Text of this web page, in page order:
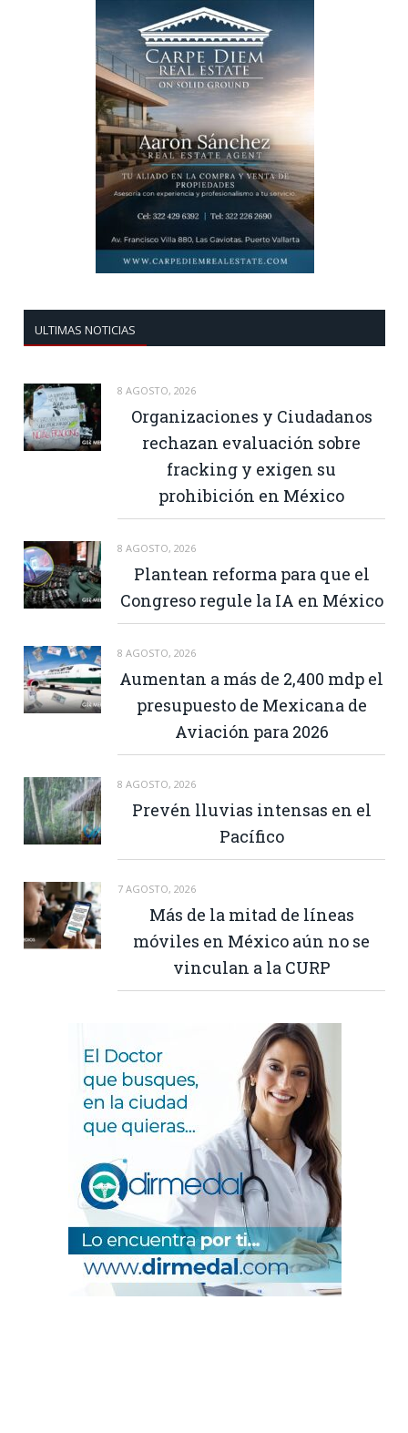
ULTIMAS NOTICIAS
8 AGOSTO, 2026
Organizaciones y Ciudadanos
rechazan evaluación sobre
fracking y exigen su
prohibición en México
8 AGOSTO, 2026
Plantean reforma para que el
Congreso regule la IA en México
8 AGOSTO, 2026
Aumentan a más de 2,400 mdp el
presupuesto de Mexicana de
Aviación para 2026
8 AGOSTO, 2026
Prevén lluvias intensas en el
Pacífico
7 AGOSTO, 2026
Más de la mitad de líneas
móviles en México aún no se
vinculan a la CURP